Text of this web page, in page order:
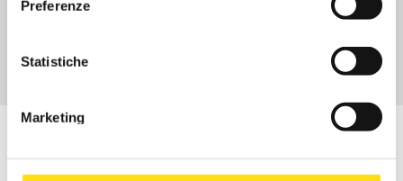
Preferenze
Statistiche
Marketing
ISCRIVITI ALLA NEWSLETTER